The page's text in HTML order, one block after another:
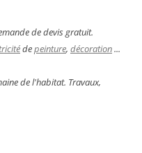
de devis gratuit.
depeinture, décoration...
de l'habitat. Travaux,